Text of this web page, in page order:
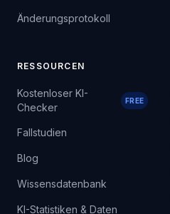
Änderungsprotokoll
RESSOURCEN
Kostenloser KI-
Checker
FREE
Fallstudien
Blog
Wissensdatenbank
KI-Statistiken & Daten